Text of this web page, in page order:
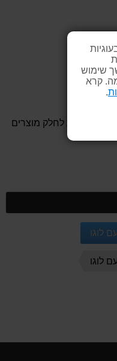
שימוש
קרא
.
המעוניינות לחלק מוצרים
לוגו
לוגו